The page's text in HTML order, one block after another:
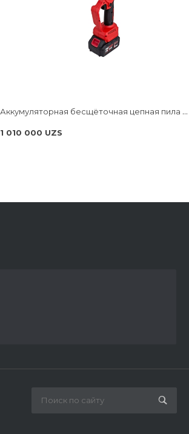
Аккумуляторная бесщёточная цепная пила NUMBER ONE ECS20/3.0-PRO ONE ENERGY
1 010 000 UZS